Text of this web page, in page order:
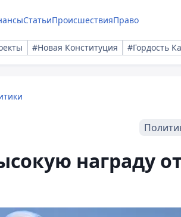
СтатьиПроисшествияПраво
#Новая Конституция #Гордость
награду